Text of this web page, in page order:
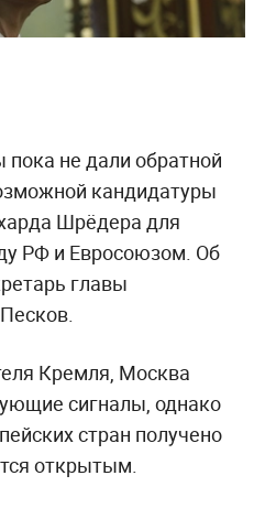
пока не дали обратной
кандидатуры
Шрёдера для
РФ и Евросоюзом. Об
главы
Кремля, Москва
сигналы, однако
стран получено
открытым.